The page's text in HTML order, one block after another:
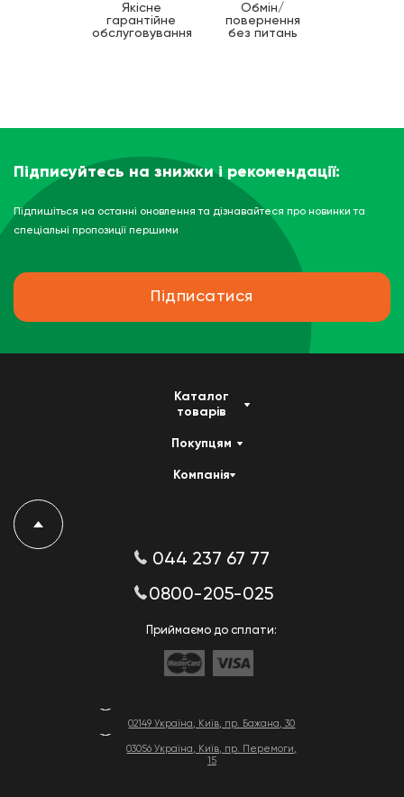
Якісне
гарантійне
обслуговування
Обмін/
повернення
без питань
Підписуйтесь на знижки і рекомендації:
Підпишіться на останні оновлення та дізнавайтеся про новинки та
спеціальні пропозиції першими
Підписатися
02149 Україна, Київ, пр. Бажана, 30
03056 Україна, Київ, пр. Перемоги,
15
Каталог
товарів
Покупцям
Компанія
044 237 67 77
0800-205-025
Приймаємо до сплати: